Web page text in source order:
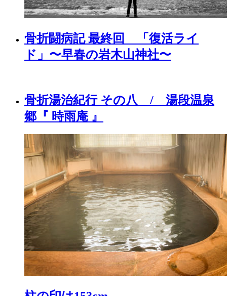
骨折闘病記 最終回 「復活ライ
ド」〜早春の岩木山神社〜
骨折湯治紀行 その八 / 湯段温泉
郷『 時雨庵 』